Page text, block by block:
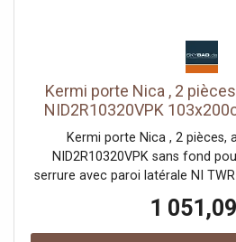
Kermi porte Nica , 2
NID2R10320VPK
verre de sécurité trempé
sur la zone de
Kermi porte Nica , 2 pièces,
NID2R10320VPK sans fond
serrure avec paroi latérale NI
ouverture d'un côté avec un
verre de sécurité trempé 6 mm
1